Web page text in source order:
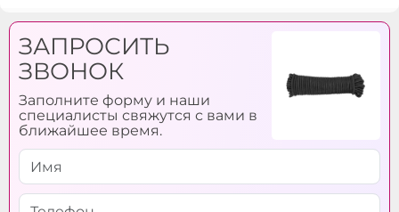
ЗАПРОСИТЬ
ЗВОНОК
Заполните форму и наши
специалисты свяжутся с вами в
ближайшее время.